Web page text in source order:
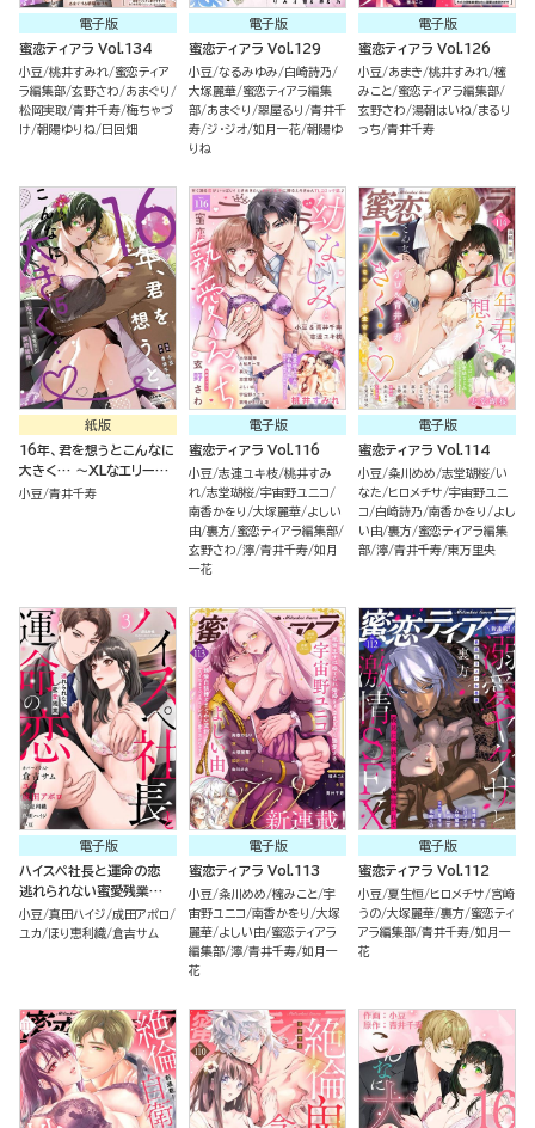
電子版
蜜恋ティアラ Vol.134
小豆 桃井すみれ 蜜恋ティア
ラ編集部 玄野さわ
あまぐり
松岡実取 青井千寿 梅ちゃづ
け 朝陽ゆりね 日回畑
電子版
蜜恋ティアラ Vol.129
小豆 なるみゆみ
白崎詩乃
大塚麗華 蜜恋ティアラ編集
部 あまぐり 翠屋るり
青井千
寿 ジ・ジオ 如月一花 朝陽ゆ
りね
電子版
蜜恋ティアラ Vol.126
小豆 あまき 桃井すみれ 櫁
みこと
蜜恋ティアラ編集部
玄野さわ 湯朝はいね
まるり
っち 青井千寿
紙版
16年、君を想うとこんなに
大きく… ～XLなエリート
捜査官と契約結婚～ （5）
小豆 青井千寿
電子版
蜜恋ティアラ Vol.116
小豆 志連ユキ枝 桃井すみ
れ 志堂瑚桜 宇宙野ユニコ
南香かをり
大塚麗華 よしい
由 裏方 蜜恋ティアラ編集部
玄野さわ 濘 青井千寿 如月
一花
電子版
蜜恋ティアラ Vol.114
小豆 粂川めめ 志堂瑚桜 い
なた
ヒロメチサ 宇宙野ユニ
コ
白崎詩乃 南香かをり
よし
い由 裏方 蜜恋ティアラ編集
部 濘 青井千寿 東万里央
電子版
ハイスペ社長と運命の恋
逃れられない蜜愛残業
（3）
小豆 真田ハイジ 成田アポロ
ユカ
ほり恵利織 倉吉サム
電子版
蜜恋ティアラ Vol.113
小豆 粂川めめ 櫁みこと 宇
宙野ユニコ 南香かをり
大塚
麗華 よしい由 蜜恋ティアラ
編集部 濘 青井千寿 如月一
花
電子版
蜜恋ティアラ Vol.112
小豆 夏生恒 ヒロメチサ
宮崎
うの 大塚麗華 裏方 蜜恋ティ
アラ編集部 青井千寿 如月一
花